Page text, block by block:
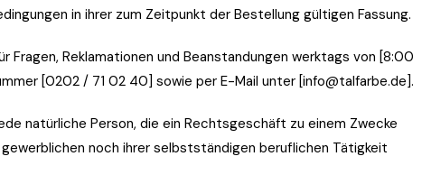
in ihrer zum Zeitpunkt der Bestellung gültigen Fassung.
Fragen, Reklamationen und Beanstandungen werktags von [8:00
[0202 / 71 02 40] sowie per E-Mail unter [info@talfarbe.de].
natürliche Person, die ein Rechtsgeschäft zu einem Zwecke
noch ihrer selbstständigen beruflichen Tätigkeit